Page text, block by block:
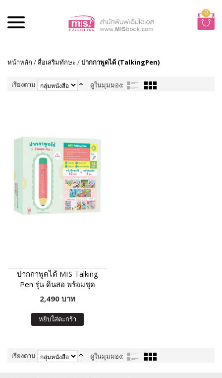
0
หน้าหลัก /สื่อเสริมทักษะ /ปากกาพูดได้ (TalkingPen)
เรียงตาม ดูในมุมมอง:
ปากกาพูดได้ MIS Talking
Pen รุ่น ดินสอ พร้อมชุด
หนังสือเสริมภาษา พัฒนา IQ
2,490 บาท
หยิบใส่ตะกร้า
เรียงตาม ดูในมุมมอง: